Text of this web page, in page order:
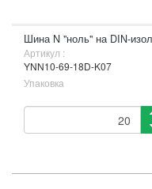
Шина N "ноль" на DIN-
Артикул :
YNN10-69-18D-K07
Упаковка